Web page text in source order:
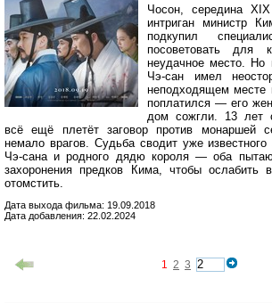
Чосон, середина
интриган министр
подкупил
посоветовать для
неудачное место. Но
Чэ-сан имел
неподходящем месте
поплатился — его
дом сожгли. 13 лет
всё ещё плетёт заговор против монаршей
немало врагов. Судьба сводит уже
Чэ-сана и родного дядю короля — оба
захоронения предков Кима, чтобы ослабить
отомстить.
Дата выхода фильма: 19.09.2018
Дата добавления: 22.02.2024
1 2 3